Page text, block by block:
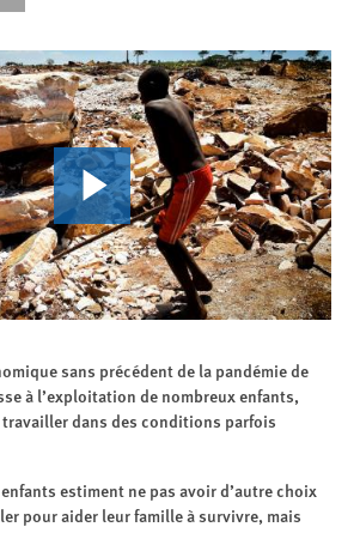
sans précédent de la pandémie de
à l’exploitation de nombreux enfants,
dans des conditions parfois
estiment ne pas avoir d’autre choix
pour aider leur famille à survivre, mais